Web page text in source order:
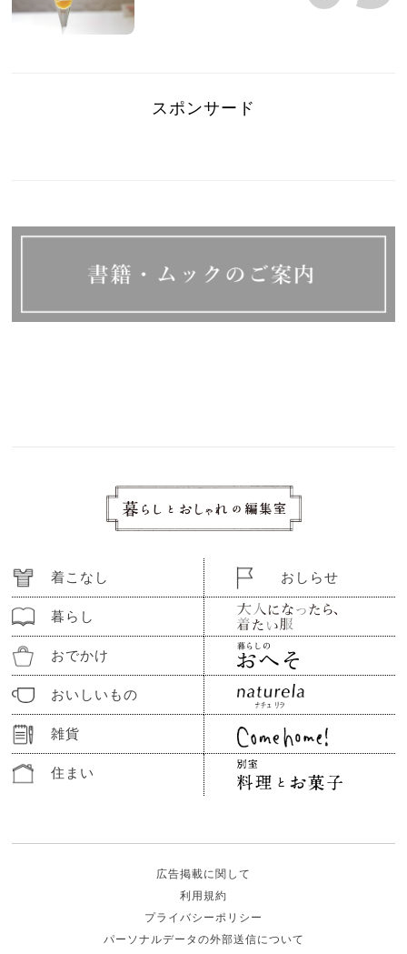
スポンサード
着こなし
暮らし
おでかけ
おいしいもの
雑貨
住まい
おしらせ
広告掲載に関して
利用規約
プライバシーポリシー
パーソナルデータの外部送信について